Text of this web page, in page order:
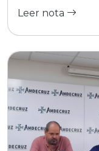
Leer nota